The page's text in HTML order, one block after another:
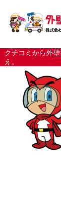
クチコミから外
え。